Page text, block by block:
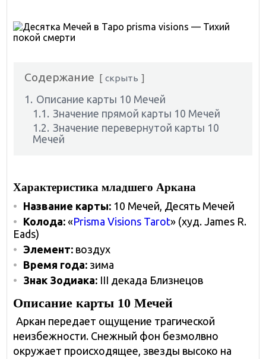
Содержание скрыть
1. Описание карты 10 Мечей
1.1. Значение прямой карты 10 Мечей
1.2. Значение перевернутой карты 10
Мечей
Характеристика младшего Аркана
Название карты: 10 Мечей, Десять Мечей
Колода:«Prisma Visions Tarot» (худ. James R.
Eads)
Элемент: воздух
Время года: зима
Знак Зодиака: III декада Близнецов
Описание карты 10 Мечей
Аркан передает ощущение трагической
неизбежности. Снежный фон безмолвно
окружает происходящее, звезды высоко на